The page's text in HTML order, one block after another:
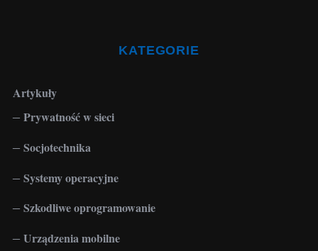
KATEGORIE
Artykuły
Prywatność w sieci
Socjotechnika
Systemy operacyjne
Szkodliwe oprogramowanie
Urządzenia mobilne